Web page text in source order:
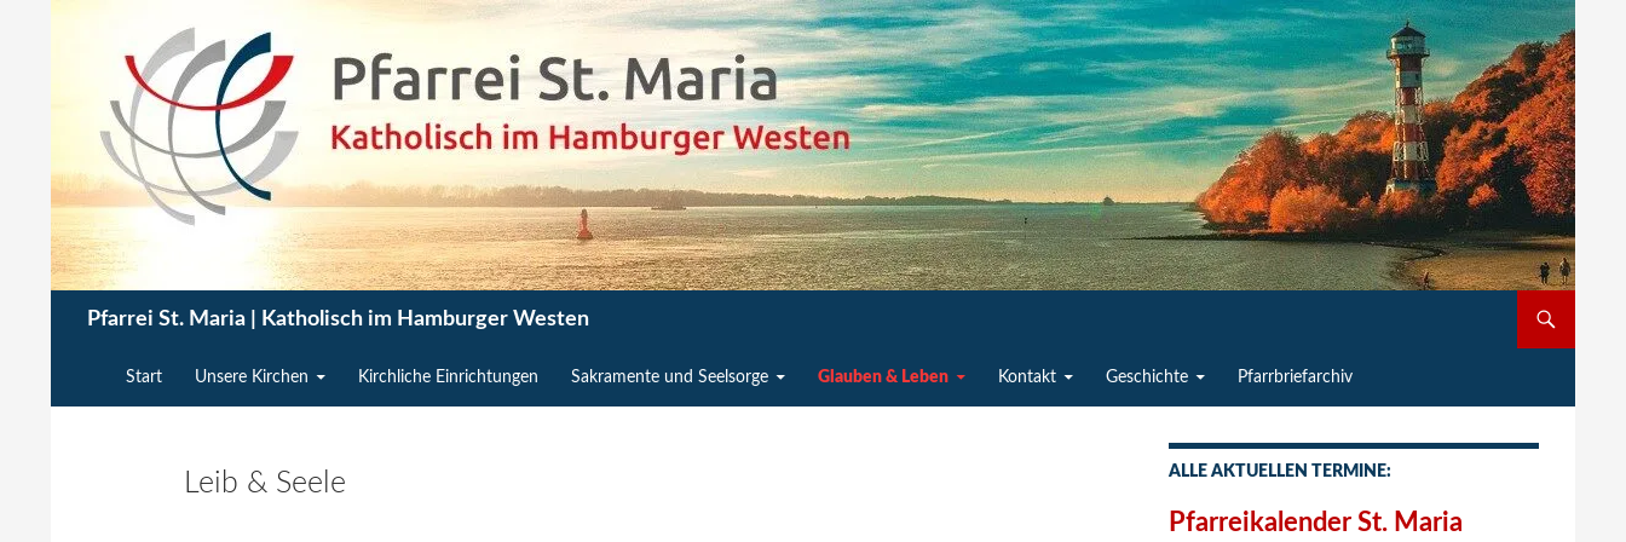
Pfarrei St. Maria | Katholisch im Hamburger Westen
Start Unsere Kirchen Kirchliche Einrichtungen Sakramente und Seelsorge Glauben & Leben Kontakt Geschichte Pfarrbriefarchiv
Leib & Seele ALLE AKTUELLEN TERMINE:
Pfarreikalender St. Maria